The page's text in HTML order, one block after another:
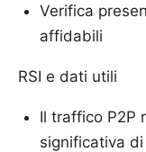
Verifica
affidabili
RSI e dati utili
Il traffico P2P
significativa